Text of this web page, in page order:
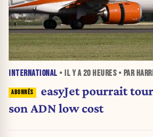
INTERNATIONAL • IL Y A 20 HEURES• PAR
easyJet pourrait
son ADN low cost